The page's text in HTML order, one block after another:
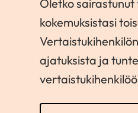
Oletko
kokemuksistasi
ajatuksista ja